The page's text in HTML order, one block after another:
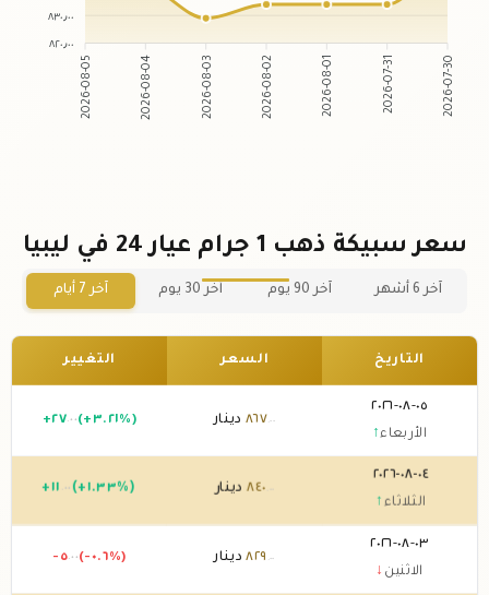
٨٣٠٫٠٠
٨٢٠٫٠٠
2026-08-05 2026-08-04 2026-08-03 2026-08-02 2026-08-01 2026-07-31 2026-07-30
سعر سبيكة ذهب 1 جرام عيار 24 في ليبيا
آخر 6 أشهر آخر 90 يوم آخر 30 يوم آخر 7 أيام
التاريخ السعر التغيير
٠٥-٠٨-٢٠٢٦
الأربعاء↑
٨٦٧.٠٠ دينار +٢٧ .٠٠ (+٣.٢١%)
٠٤-٠٨-٢٠٢٦
الثلاثاء ↑
٨٤٠دينار +١١ .٠٠ (+١.٣٣%)
٠٣-٠٨-٢٠٢٦
الاثنين ↓
٨٢٩ .٠٠ دينار -٥ .٠٠ (-٠.٦%)